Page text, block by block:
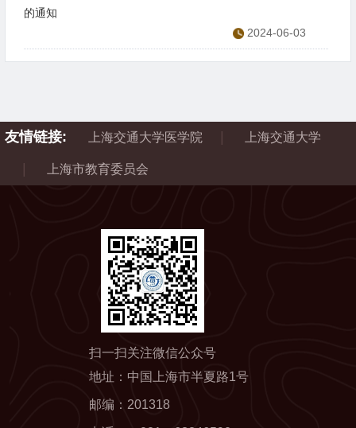
的通知
2024-06-03
友情链接: 上海交通大学医学院 上海交通大学
上海市教育委员会
扫一扫关注微信公众号
地址：中国上海市半夏路1号
邮编： 201318